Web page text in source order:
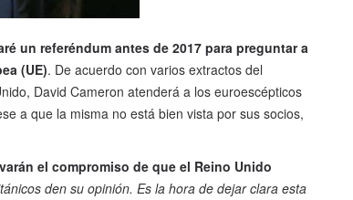
un referéndum antes de 2017 para preguntar a
(UE). De acuerdo con varios extractos del
David Cameron atenderá a los euroescépticos
a que la misma no está bien vista por sus socios,
el compromiso de que el Reino Unido
den su opinión. Es la hora de dejar clara esta